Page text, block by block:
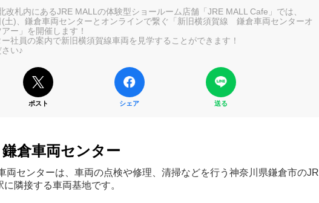
改札内にあるJRE MALLの体験型ショールーム店舗「JRE MALL Cafe」では、
土)、鎌倉車両センターとオンラインで繋ぐ「新旧横須賀線 鎌倉車両センターオ
ー」を開催します！
社員の案内で新旧横須賀線車両を見学することができます！
い♪
ポスト シェア 送る
倉車両センター
両センターは、車両の点検や修理、清掃などを行う神奈川県鎌倉市のJR
隣接する車両基地です。